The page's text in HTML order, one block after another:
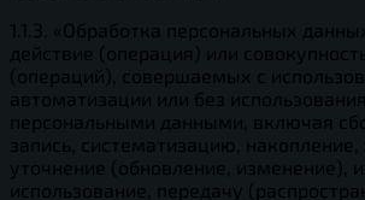
1.1.3. «Обработка персональных
действие (операция) или
(операций), совершаемых с
автоматизации или без
персональными данными, включая
запись, систематизацию, накопление,
уточнение (обновление, изменение),
использование, передачу